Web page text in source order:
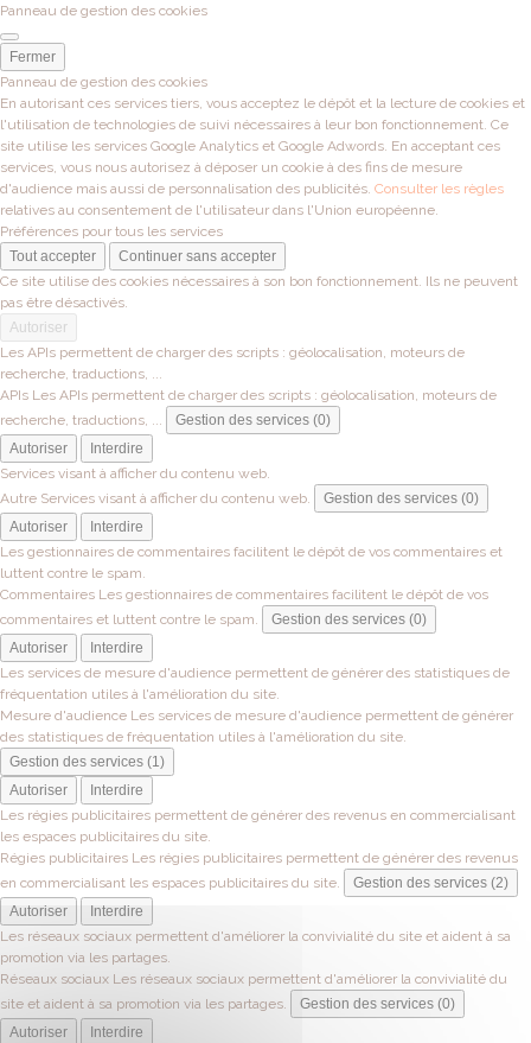
Panneau de gestion des cookies
Fermer
Panneau de gestion des cookies
En autorisant ces services tiers, vous acceptez le dépôt et la lecture de cookies et
l'utilisation de technologies de suivi nécessaires à leur bon fonctionnement. Ce
site utilise les services Google Analytics et Google Adwords. En acceptant ces
services, vous nous autorisez à déposer un cookie à des fins de mesure
d'audience mais aussi de personnalisation des publicités. Consulter les règles
relatives au consentement de l'utilisateur dans l'Union européenne.
Préférences pour tous les services
Tout accepter
Continuer sans accepter
Ce site utilise des cookies nécessaires à son bon fonctionnement. Ils ne peuvent
pas être désactivés.
Autoriser
Les APIs permettent de charger des scripts : géolocalisation, moteurs de
recherche, traductions, ...
APIs Les APIs permettent de charger des scripts : géolocalisation, moteurs de
recherche, traductions, ...
Gestion des services (0)
Autoriser
Interdire
Services visant à afficher du contenu web.
Autre Services visant à afficher du contenu web.
Gestion des services (0)
Autoriser
Interdire
Les gestionnaires de commentaires facilitent le dépôt de vos commentaires et
luttent contre le spam.
Commentaires Les gestionnaires de commentaires facilitent le dépôt de vos
commentaires et luttent contre le spam.
Gestion des services (0)
Autoriser
Interdire
Les services de mesure d'audience permettent de générer des statistiques de
fréquentation utiles à l'amélioration du site.
Mesure d'audience Les services de mesure d'audience permettent de générer
des statistiques de fréquentation utiles à l'amélioration du site.
Gestion des services (1)
Autoriser
Interdire
Les régies publicitaires permettent de générer des revenus en commercialisant
les espaces publicitaires du site.
Régies publicitaires Les régies publicitaires permettent de générer des revenus
en commercialisant les espaces publicitaires du site.
Gestion des services (2)
Autoriser
Interdire
Les réseaux sociaux permettent d'améliorer la convivialité du site et aident à sa
promotion via les partages.
Réseaux sociaux Les réseaux sociaux permettent d'améliorer la convivialité du
site et aident à sa promotion via les partages.
Gestion des services (0)
Autoriser
Interdire